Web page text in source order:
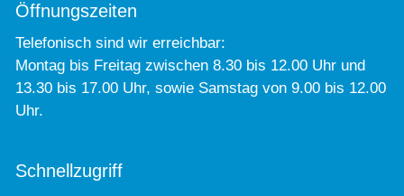
Öffnungszeiten
Telefonisch sind wir erreichbar:
Montag bis Freitag zwischen 8.30 bis 12.00 Uhr und
13.30 bis 17.00 Uhr, sowie Samstag von 9.00 bis 12.00
Uhr.
Schnellzugriff